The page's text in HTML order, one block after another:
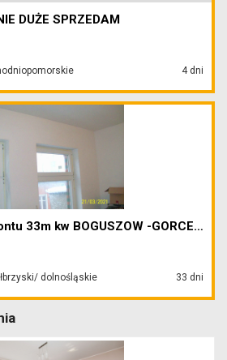
DUŻE SPRZEDAM
4 dni
Mieszkanie do remontu 33m kw BOGUSZOW -GORCE -CE...
dolnośląskie 33 dni